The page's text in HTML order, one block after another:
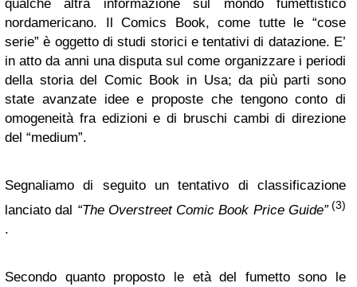
qualche altra informazione sul mondo fumettistico
nordamericano. Il Comics Book, come tutte le “cose
serie” è oggetto di studi storici e tentativi di datazione. E’
in atto da anni una disputa sul come organizzare i periodi
della storia del Comic Book in Usa; da più parti sono
state avanzate idee e proposte che tengono conto di
omogeneità fra edizioni e di bruschi cambi di direzione
del “medium”.
Segnaliamo di seguito un tentativo di classificazione
lanciato dal “The Overstreet Comic Book Price Guide”(3)
.
Secondo quanto proposto le età del fumetto sono le